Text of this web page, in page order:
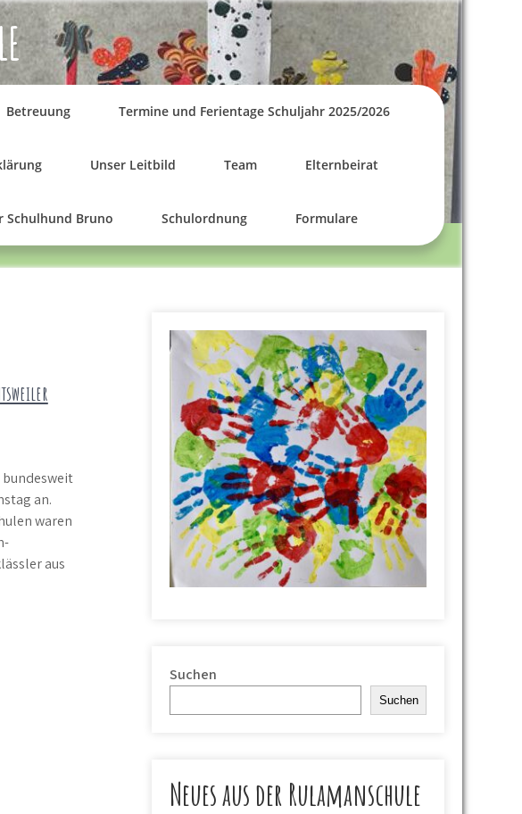
Betreuung Termine und Ferientage Schuljahr 2025/2026
Unser Leitbild Team Elternbeirat
Schulhund Bruno Schulordnung Formulare
bundesweit
an.
waren
aus
Suchen
Suchen
Neues aus der Rulamanschule